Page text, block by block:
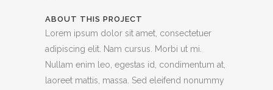
ABOUT THIS PROJECT
Lorem ipsum dolor sit amet, consectetuer
adipiscing elit. Nam cursus. Morbi ut mi.
Nullam enim leo, egestas id, condimentum at,
laoreet mattis, massa. Sed eleifend nonummy